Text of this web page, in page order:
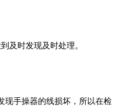
及时发现及时处理。
现手操器的线损坏，所以在检